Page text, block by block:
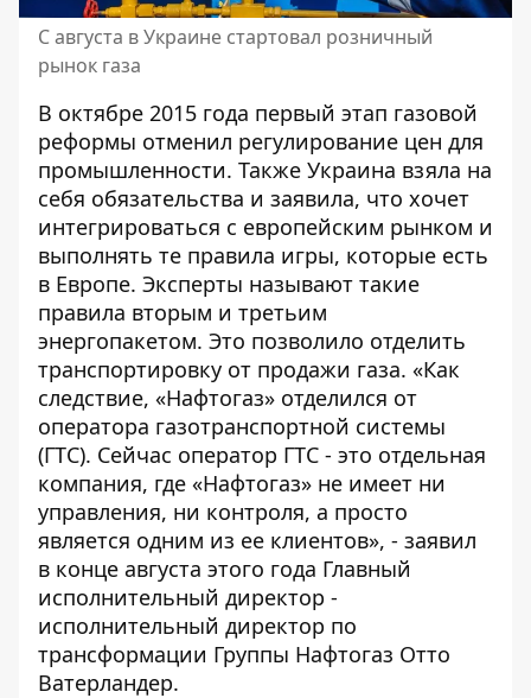
С августа в Украине стартовал розничный
рынок газа
В октябре 2015 года первый этап газовой
реформы отменил регулирование цен для
промышленности. Также Украина взяла на
себя обязательства и заявила, что хочет
интегрироваться с европейским рынком и
выполнять те правила игры, которые есть
в Европе. Эксперты называют такие
правила вторым и третьим
энергопакетом. Это позволило отделить
транспортировку от продажи газа. «Как
следствие, «Нафтогаз» отделился от
оператора газотранспортной системы
(ГТС). Сейчас оператор ГТС - это отдельная
компания, где «Нафтогаз» не имеет ни
управления, ни контроля, а просто
является одним из ее клиентов», - заявил
в конце августа этого года Главный
исполнительный директор -
исполнительный директор по
трансформации Группы Нафтогаз Отто
Ватерландер.